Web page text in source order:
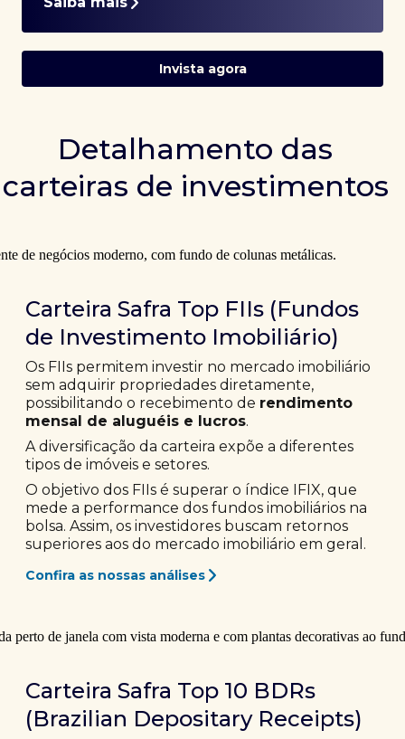
Invista agora
Detalhamento das
carteiras de investimentos
Carteira Safra Top FIIs (Fundos
de Investimento Imobiliário)
Os FIIs permitem investir no mercado imobiliário
sem adquirir propriedades diretamente,
possibilitando o recebimento de rendimento
mensal de aluguéis e lucros.
A diversificação da carteira expõe a diferentes
tipos de imóveis e setores.
O objetivo dos FIIs é superar o índice IFIX, que
mede a performance dos fundos imobiliários na
bolsa. Assim, os investidores buscam retornos
superiores aos do mercado imobiliário em geral.
Confira as nossas análises
Carteira Safra Top 10 BDRs
(Brazilian Depositary Receipts)